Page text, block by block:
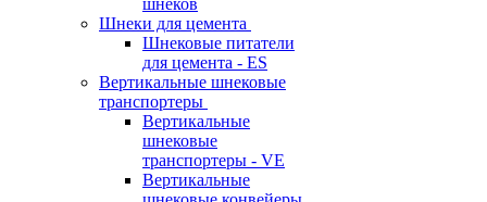
шнеков
Шнеки для цемента
Шнековые питатели
для цемента - ES
Вертикальные шнековые
транспортеры
Вертикальные
шнековые
транспортеры - VE
Вертикальные